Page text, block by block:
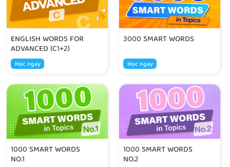
ENGLISH WORDS FOR
ADVANCED (C1+2)
Học ngay
3000 SMART WORDS
Học ngay
1000 SMART WORDS
NO.1
1000 SMART WORDS
NO.2